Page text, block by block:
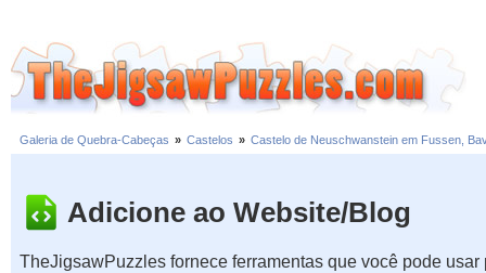
Galeria de Quebra-Cabeças » Castelos » Castelo de Neuschwanstein em Fussen,
Adicione ao Website/Blog
TheJigsawPuzzles fornece ferramentas que você pode usar